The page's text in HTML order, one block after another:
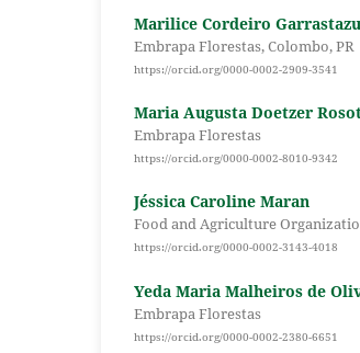
Marilice Cordeiro Garrastazu
Embrapa Florestas, Colombo, PR
https://orcid.org/0000-0002-2909-3541
Maria Augusta Doetzer
Embrapa Florestas
https://orcid.org/0000-0002-8010-9342
Jéssica Caroline Maran
Food and Agriculture
https://orcid.org/0000-0002-3143-4018
Yeda Maria Malheiros de
Embrapa Florestas
https://orcid.org/0000-0002-2380-6651